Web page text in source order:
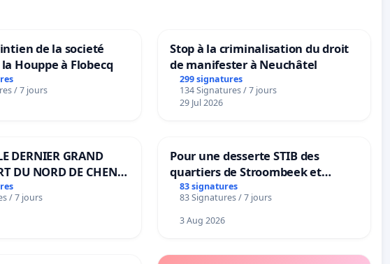
de la societé
Houppe à Flobecq
/ 7 jours
Stop à la criminalisation du droit
de manifester à Neuchâtel
299 signatures
134 Signatures / 7 jours
29 Jul 2026
DERNIER GRAND
DU NORD DE CHENE-
/ 7 jours
Pour une desserte STIB des
quartiers de Stroombeek et
Beauval - Voor een MIVB-
bediening van de wijken
Strombeek en Het Voor
83 signatures
83 Signatures / 7 jours
3 Aug 2026